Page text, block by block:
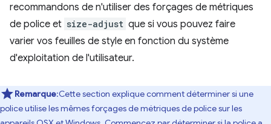
recommandons de n'utiliser des forçages de métriques
de police et size-adjust que si vous pouvez faire
varier vos feuilles de style en fonction du système
d'exploitation de l'utilisateur.
Remarque:Cette section explique comment déterminer si une
police utilise les mêmes forçages de métriques de police sur les